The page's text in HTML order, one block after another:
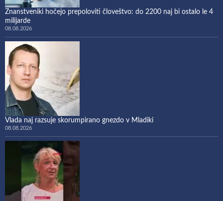
Znanstveniki hočejo prepoloviti človeštvo: do 2200 naj bi ostalo le 4
milijarde
08.08.2026
Vlada naj razsuje skorumpirano gnezdo v Mladiki
08.08.2026